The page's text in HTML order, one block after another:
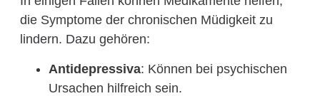
die Symptome der chronischen Müdigkeit zu
lindern. Dazu gehören:
Antidepressiva: Können bei psychischen
Ursachen hilfreich sein.